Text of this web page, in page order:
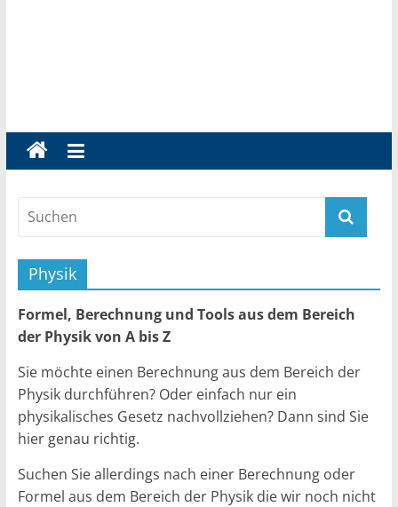
Physik
Formel, Berechnung und Tools aus dem Bereich
der Physik von A bis Z
Sie möchte einen Berechnung aus dem Bereich der
Physik durchführen? Oder einfach nur ein
physikalisches Gesetz nachvollziehen? Dann sind Sie
hier genau richtig.
Suchen Sie allerdings nach einer Berechnung oder
Formel aus dem Bereich der Physik die wir noch nicht